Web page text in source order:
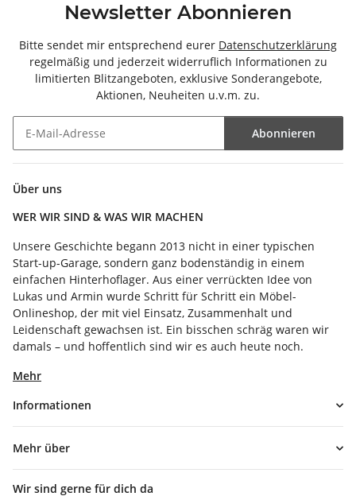
Newsletter Abonnieren
Bitte sendet mir entsprechend eurer Datenschutzerklärung
regelmäßig und jederzeit widerruflich Informationen zu
limitierten Blitzangeboten, exklusive Sonderangebote,
Aktionen, Neuheiten u.v.m. zu.
Abonnieren
Über uns
WER WIR SIND & WAS WIR MACHEN
Unsere Geschichte begann 2013 nicht in einer typischen
Start-up-Garage, sondern ganz bodenständig in einem
einfachen Hinterhoflager. Aus einer verrückten Idee von
Lukas und Armin wurde Schritt für Schritt ein Möbel-
Onlineshop, der mit viel Einsatz, Zusammenhalt und
Leidenschaft gewachsen ist. Ein bisschen schräg waren wir
damals – und hoffentlich sind wir es auch heute noch.
Mehr
Informationen
Mehr über
Wir sind gerne für dich da